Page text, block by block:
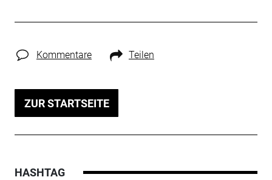
Kommentare Teilen
ZUR STARTSEITE
HASHTAG